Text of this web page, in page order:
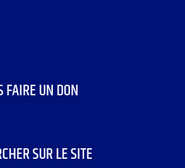
FAIRE UN DON
SUR LE SITE